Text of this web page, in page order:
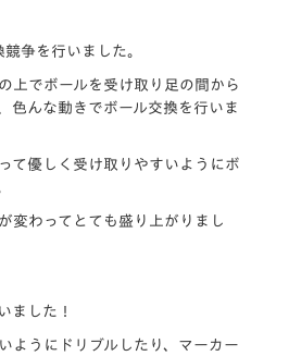
争を行いました。
上でボールを受け取り足の間から
色んな動きでボール交換を行いま
て優しく受け取りやすいようにボ
変わってとても盛り上がりまし
ました！
ようにドリブルしたり、マーカー